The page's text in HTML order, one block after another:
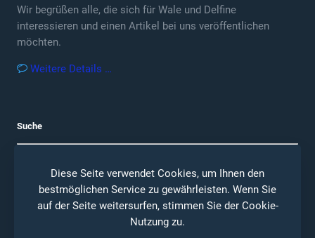
Wir begrüßen alle, die sich für Wale und Delfine
interessieren und einen Artikel bei uns veröffentlichen
möchten.
Weitere Details …
Suche
Diese Seite verwendet Cookies, um Ihnen den
bestmöglichen Service zu gewährleisten. Wenn Sie
auf der Seite weitersurfen, stimmen Sie der Cookie-
Nutzung zu.